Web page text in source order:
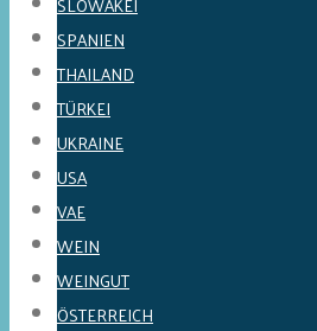
SPANIEN
THAILAND
TÜRKEI
UKRAINE
USA
VAE
WEIN
WEINGUT
ÖSTERREICH